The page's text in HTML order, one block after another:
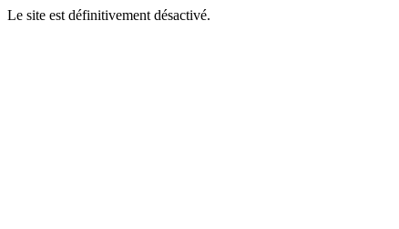
Le site est définitivement désactivé.